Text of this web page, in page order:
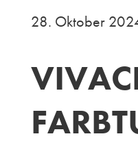
28. Oktober